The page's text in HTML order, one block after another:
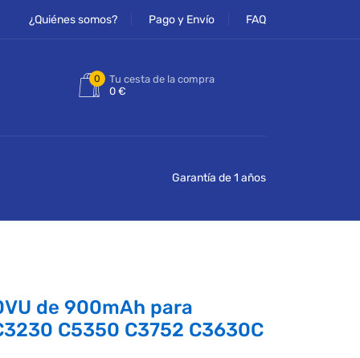
¿Quiénes somos? Pago y Envío FAQ
0
Tu cesta de la compra
0 €
Garantía de 1 años
de 900mAh para
C5350 C3752 C3630C